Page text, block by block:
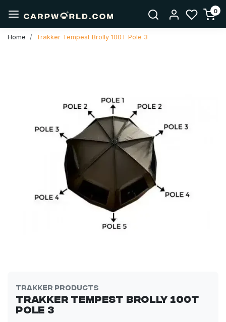
0
Home Trakker Tempest Brolly 100T Pole 3
Trakker Products
Trakker Tempest Brolly 100T
Pole 3